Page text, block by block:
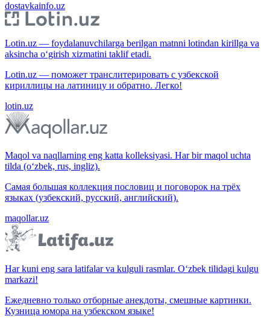
dostavkainfo.uz
Lotin.uz — foydalanuvchilarga berilgan matnni lotindan kirillga va
aksincha o‘girish xizmatini taklif etadi.
Lotin.uz — поможет транслитерировать с узбекской
кириллицы на латиницу и обратно. Легко!
lotin.uz
Maqol va naqllarning eng katta kolleksiyasi. Har bir maqol uchta
tilda (o‘zbek, rus, ingliz).
Самая большая коллекция пословиц и поговорок на трёх
языках (узбекский, русский, английский).
maqollar.uz
Har kuni eng sara latifalar va kulguli rasmlar. O‘zbek tilidagi kulgu
markazi!
Ежедневно только отборные анекдоты, смешные картинки.
Кузница юмора на узбекском языке!